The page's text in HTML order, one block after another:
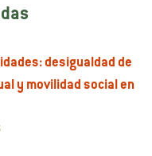
desigualdad de
y movilidad social en